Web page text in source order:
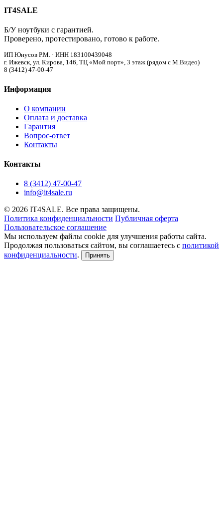
IT4SALE
Б/У ноутбуки с гарантией.
Проверено, протестировано, готово к работе.
ИП Юнусов Р.М. · ИНН 183100439048
г. Ижевск, ул. Кирова, 146, ТЦ «Мой порт», 3 этаж (рядом с М.Видео)
8 (3412) 47-00-47
Информация
О компании
Оплата и доставка
Гарантия
Вопрос-ответ
Контакты
Контакты
8 (3412) 47-00-47
info@it4sale.ru
© 2026 IT4SALE. Все права защищены.
Политика конфиденциальности Публичная оферта
Пользовательское соглашение
Мы используем файлы cookie для улучшения работы сайта.
Продолжая пользоваться сайтом, вы соглашаетесь с политикой
конфиденциальности. Принять